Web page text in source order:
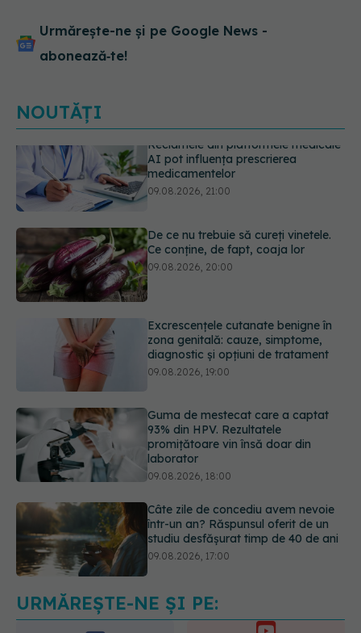
Urmărește-ne și pe Google News -
abonează‑te!
NOUTĂȚI
De ce nu trebuie să cureți vinetele.
Excrescențele cutanate benigne în
zona genitală: cauze, simptome,
Guma de mestecat care a captat
93% din HPV. Rezultatele
promițătoare vin însă doar din
09.08.2026, 18:00
Câte zile de concediu avem nevoie
într-un an? Răspunsul oferit de un
studiu desfășurat timp de 40 de ani
Reclamele din platformele medicale
AI pot influența prescrierea
medicamentelor
URMĂREȘTE-NE ȘI PE: